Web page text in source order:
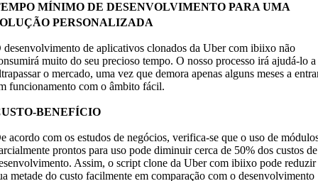
MÍNIMO DE DESENVOLVIMENTO PARA UMA
PERSONALIZADA
desenvolvimento de aplicativos clonados da Uber com ibiixo não
muito do seu precioso tempo. O nosso processo irá ajudá-lo a
o mercado, uma vez que demora apenas alguns meses a
funcionamento com o âmbito fácil.
BENEFÍCIO
acordo com os estudos de negócios, verifica-se que o uso de
prontos para uso pode diminuir cerca de 50% dos custos de
Assim, o script clone da Uber com ibiixo pode reduzir
metade do custo facilmente em comparação com o desenvolvimento